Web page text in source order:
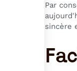
Par
sincère